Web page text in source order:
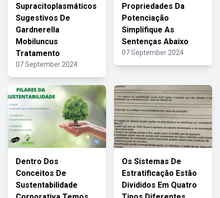
Supracitoplasmáticos
Sugestivos De
Gardnerella
Mobiluncus
Tratamento
07 September 2024
Propriedades Da
Potenciação
Simplifique As
Sentenças Abaixo
07 September 2024
Dentro Dos
Conceitos De
Sustentabilidade
Os Sistemas De
Estratificação Estão
Divididos Em Quatro